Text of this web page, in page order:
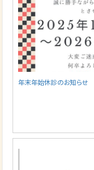
年末年始休診のお知らせ